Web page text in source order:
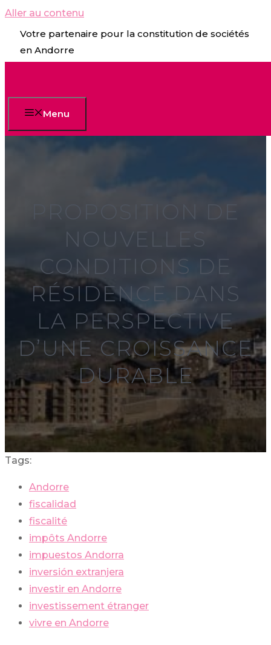
Aller au contenu
Votre partenaire pour la constitution de sociétés
en Andorre
Menu
NOUVELLES
CONDITIONS DE
RÉSIDENCE DANS
LA PERSPECTIVE
D’UNE CROISSANCE
DURABLE
Tags:
Andorre
fiscalidad
fiscalité
impôts Andorre
impuestos Andorra
inversión extranjera
investir en Andorre
investissement étranger
vivre en Andorre